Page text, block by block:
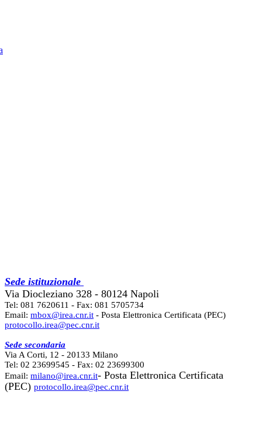
Sede istituzionale
Via Diocleziano 328 - 80124 Napoli
Tel: 081 7620611 - Fax: 081 5705734
Email: mbox@irea.cnr.it - Posta Elettronica Certificata (PEC)
protocollo.irea@pec.cnr.it
Sede secondaria
Via A Corti, 12 - 20133 Milano
Tel: 02 23699545 - Fax: 02 23699300
Email: milano@irea.cnr.it- Posta Elettronica Certificata
(PEC) protocollo.irea@pec.cnr.it